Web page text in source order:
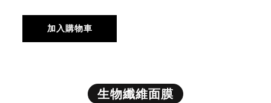
加入購物車
生物纖維面膜